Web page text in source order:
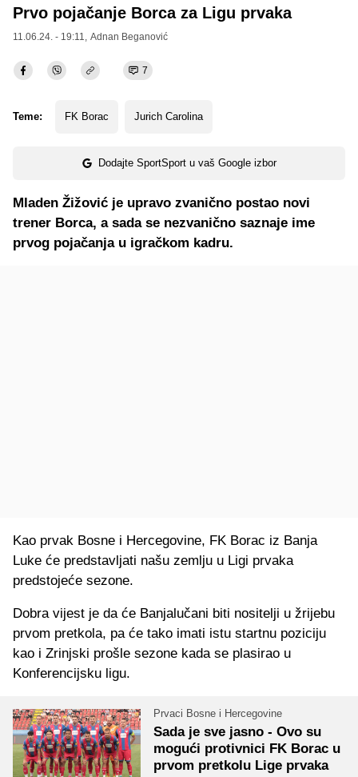
Prvo pojačanje Borca za Ligu prvaka
11.06.24. - 19:11, Adnan Beganović
7
Teme: FK Borac Jurich Carolina
Dodajte SportSport u vaš Google izbor
Mladen Žižović je upravo zvanično postao novi
trener Borca, a sada se nezvanično saznaje ime
prvog pojačanja u igračkom kadru.
Kao prvak Bosne i Hercegovine, FK Borac iz Banja
Luke će predstavljati našu zemlju u Ligi prvaka
predstojeće sezone.
Dobra vijest je da će Banjalučani biti nositelji u žrijebu
prvom pretkola, pa će tako imati istu startnu poziciju
kao i Zrinjski prošle sezone kada se plasirao u
Konferencijsku ligu.
Prvaci Bosne i Hercegovine
Sada je sve jasno - Ovo su
mogući protivnici FK Borac u
prvom pretkolu Lige prvaka